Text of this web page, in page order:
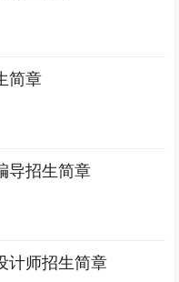
简章
导招生简章
计师招生简章